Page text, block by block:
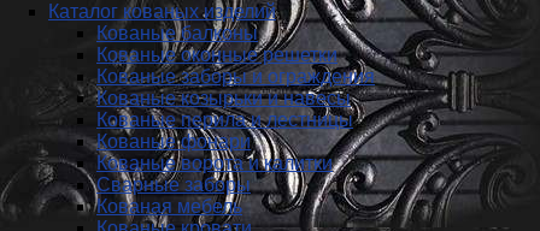
Каталог кованых изделий
Кованые балконы
Кованые оконные решетки
Кованые заборы и ог­ражде­ния
Кованые козырьки и навесы
Кованые перила и лестницы
Кованые фонари
Кованые ворота и калитки
Сварные заборы
Кованая мебель